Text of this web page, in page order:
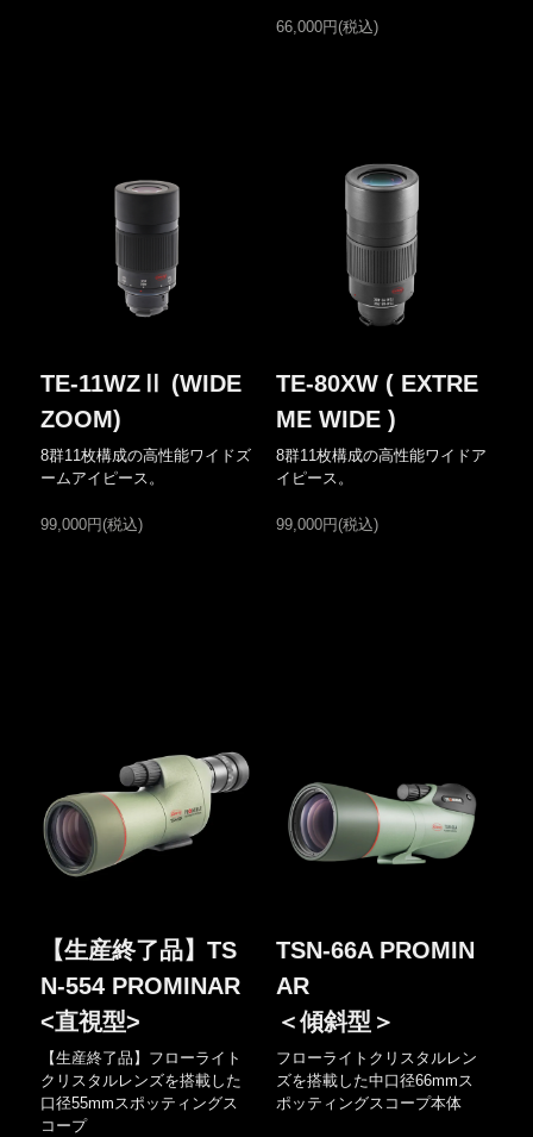
66,000円(税込)
TE-11WZⅡ (WIDE
ZOOM)
8群11枚構成の高性能ワイドズ
ームアイピース。
99,000円(税込)
TE-80XW ( EXTRE
ME WIDE )
8群11枚構成の高性能ワイドア
イピース。
99,000円(税込)
【生産終了品】TS
N-554 PROMINAR
<直視型>
【生産終了品】フローライト
クリスタルレンズを搭載した
口径55mmスポッティングス
コープ
TSN-66A PROMIN
AR
＜傾斜型＞
フローライトクリスタルレン
ズを搭載した中口径66mmス
ポッティングスコープ本体